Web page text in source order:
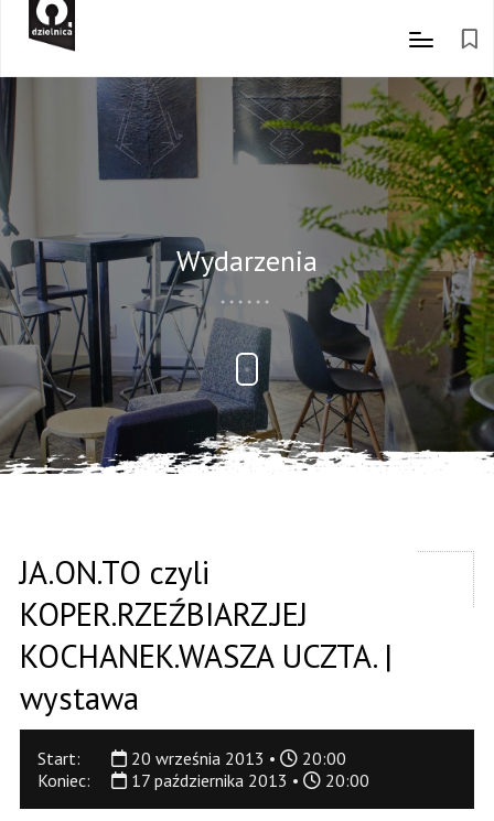
Wydarzenia
JA.ON.TO czyli
KOPER.RZEŹBIARZ.JEJ
KOCHANEK.WASZA UCZTA. |
wystawa
Start: 20 września 2013 •
20:00
Koniec:
17 października 2013 • 20:00